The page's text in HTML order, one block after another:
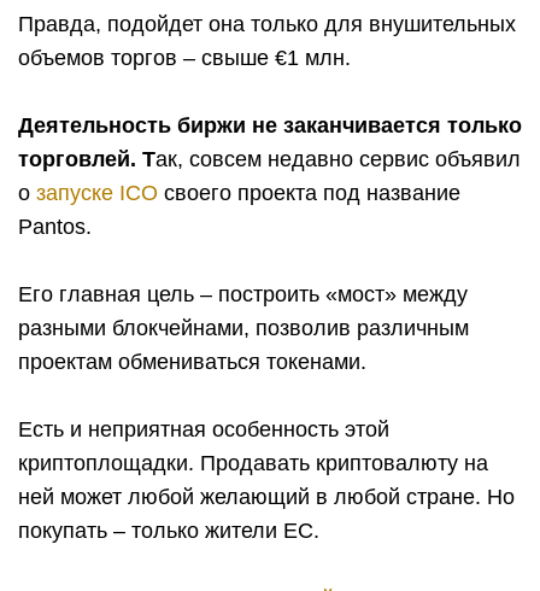
Правда, подойдет она только для внушительных
объемов торгов – свыше €1 млн.
Деятельность биржи не заканчивается только
торговлей. Так, совсем недавно сервис объявил
о запуске ICO своего проекта под название
Pantos.
Его главная цель – построить «мост» между
разными блокчейнами, позволив различным
проектам обмениваться токенами.
Есть и неприятная особенность этой
криптоплощадки. Продавать криптовалюту на
ней может любой желающий в любой стране. Но
покупать – только жители ЕС.